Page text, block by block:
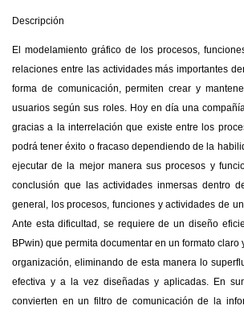
Descripción
El modelamiento gráfico de los procesos,
relaciones entre las actividades más importantes
forma de comunicación, permiten crear y
usuarios según sus roles. Hoy en día una
gracias a la interrelación que existe entre los
podrá tener éxito o fracaso dependiendo de la
ejecutar de la mejor manera sus procesos y
conclusión que las actividades inmersas dentro
general, los procesos, funciones y actividades de
Ante esta dificultad, se requiere de un diseño
BPwin) que permita documentar en un formato
organización, eliminando de esta manera lo
efectiva y a la vez diseñadas y aplicadas. En
convierten en un filtro de comunicación de la